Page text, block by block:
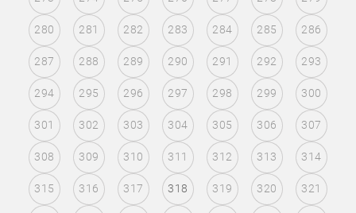
280 281 282 283 284 285 286
287 288 289 290 291 292 293
294 295 296 297 298 299 300
301 302 303 304 305 306 307
308 309 310 311 312 313 314
315 316 317 318 319 320 321